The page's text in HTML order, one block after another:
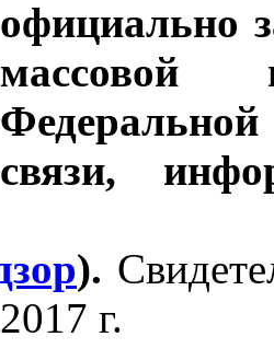
официально
связи,
).
г.